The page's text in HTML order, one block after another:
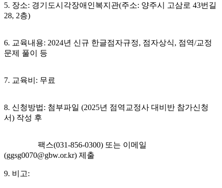
5. 장소: 경기도시각장애인복지관(주소: 양주시 고삼로 43번길
28, 2층)
6. 교육내용: 2024년 신규 한글점자규정, 점자상식, 점역/교정
문제 풀이 등
7. 교육비: 무료
8. 신청방법: 첨부파일 (2025년 점역교정사 대비반 참가신청
서) 작성 후
팩스(031-856-0300) 또는 이메일
(ggsg0070@gbw.or.kr) 제출
9. 비고: